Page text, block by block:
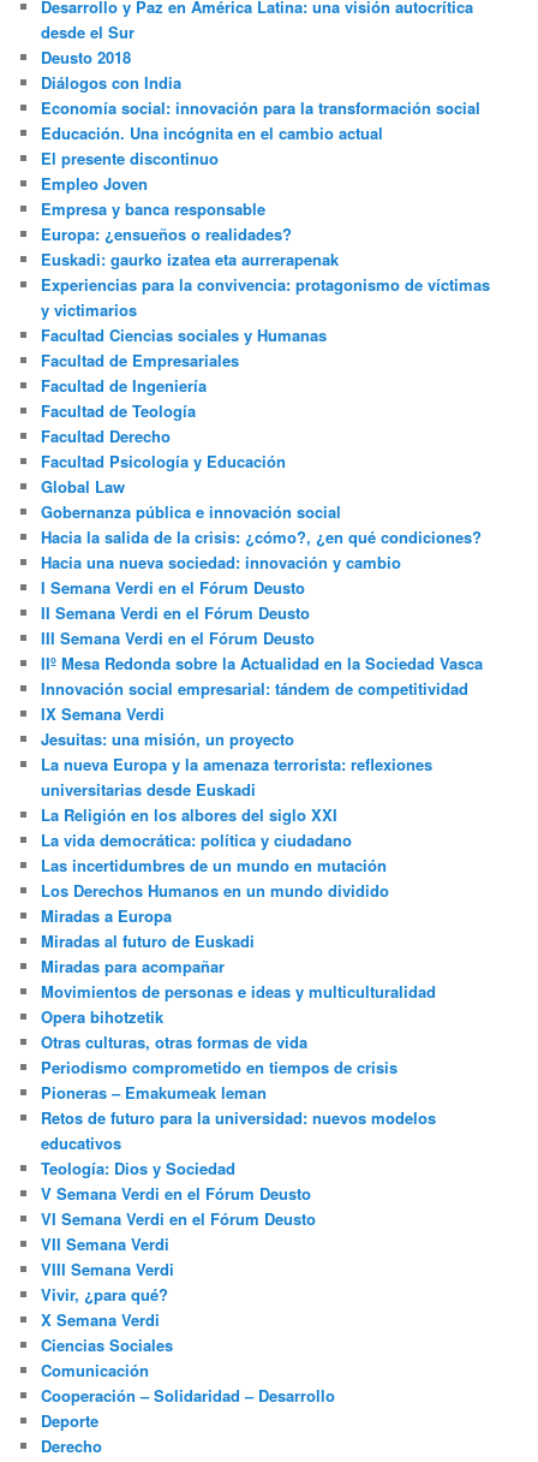
Desarrollo y Paz en América Latina: una visión autocrítica
desde el Sur
Deusto 2018
Diálogos con India
Economía social: innovación para la transformación social
Educación. Una incógnita en el cambio actual
El presente discontinuo
Empleo Joven
Empresa y banca responsable
Europa: ¿ensueños o realidades?
Euskadi: gaurko izatea eta aurrerapenak
Experiencias para la convivencia: protagonismo de víctimas
y victimarios
Facultad Ciencias sociales y Humanas
Facultad de Empresariales
Facultad de Ingeniería
Facultad de Teología
Facultad Derecho
Facultad Psicología y Educación
Global Law
Gobernanza pública e innovación social
Hacia la salida de la crisis: ¿cómo?, ¿en qué condiciones?
Hacia una nueva sociedad: innovación y cambio
I Semana Verdi en el Fórum Deusto
II Semana Verdi en el Fórum Deusto
III Semana Verdi en el Fórum Deusto
IIº Mesa Redonda sobre la Actualidad en la Sociedad Vasca
Innovación social empresarial: tándem de competitividad
IX Semana Verdi
Jesuitas: una misión, un proyecto
La nueva Europa y la amenaza terrorista: reflexiones
universitarias desde Euskadi
La Religión en los albores del siglo XXI
La vida democrática: política y ciudadano
Las incertidumbres de un mundo en mutación
Los Derechos Humanos en un mundo dividido
Miradas a Europa
Miradas al futuro de Euskadi
Miradas para acompañar
Movimientos de personas e ideas y multiculturalidad
Opera bihotzetik
Otras culturas, otras formas de vida
Periodismo comprometido en tiempos de crisis
Pioneras – Emakumeak leman
Retos de futuro para la universidad: nuevos modelos
educativos
Teología: Dios y Sociedad
V Semana Verdi en el Fórum Deusto
VI Semana Verdi en el Fórum Deusto
VII Semana Verdi
VIII Semana Verdi
Vivir, ¿para qué?
X Semana Verdi
Ciencias Sociales
Comunicación
Cooperación – Solidaridad – Desarrollo
Deporte
Derecho